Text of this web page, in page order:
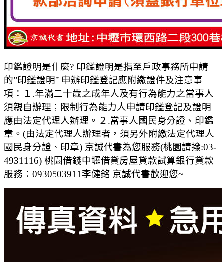
印鑑證明是什麼? 印鑑證明是指至戶政事務所申請
的”印鑑證明” 申辦印鑑登記應附繳證件及注意事
項：１.年滿二十歲之成年人及有行為能力之當事人
須親自辦理；限制行為能力人申請印鑑登記及證明
應由法定代理人辦理。２.當事人國民身分證、印鑑
章。(由法定代理人辦理者，須另外附繳法定代理人
國民身分證、印章) 京誠代書為您服務(桃園請撥:03-
4931116) 桃園借錢中壢借貸房屋貸款試算銀行貸款
服務：0930503911李健銘 京誠代書歡迎您~